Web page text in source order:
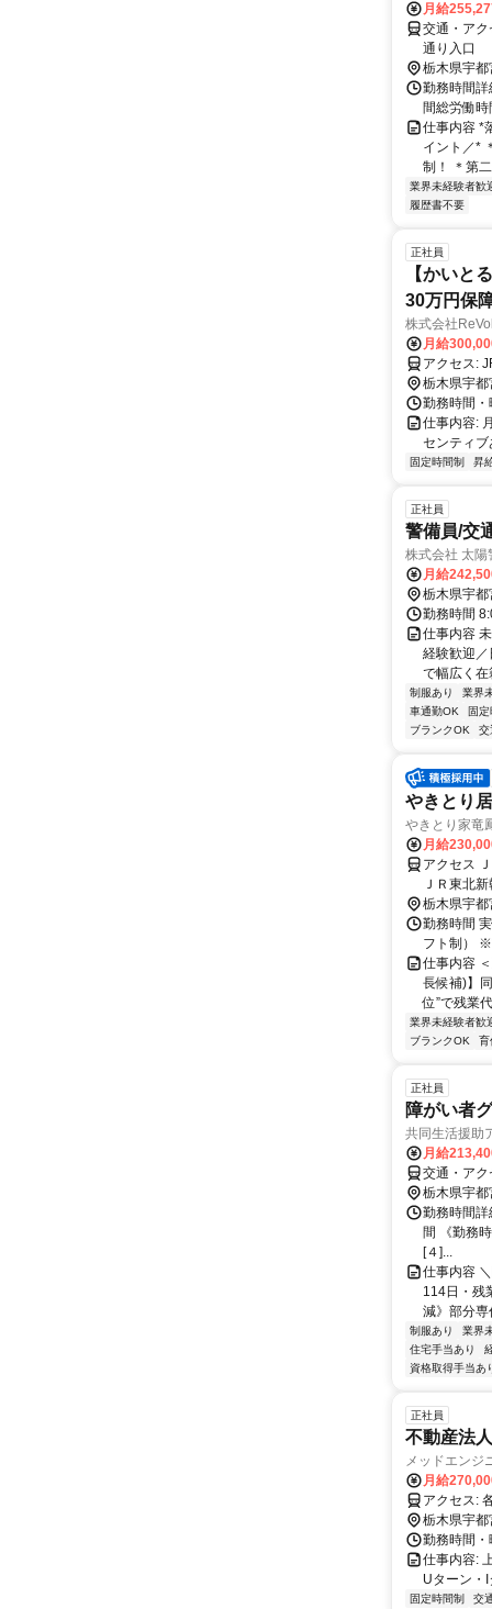
月給
交通・ア
通り入口
栃木県宇都
勤務時間
間総労働
仕事内容 *
イント／*
制！ ＊第
業界未経験者歓
履歴書不要
正社員
【かいと
30万円保
株式会社
月給
栃木県宇都
勤務時間・
仕事内容:
センティ
固定時間制 昇
正社員
警備員/交
株式会社 太陽
月給
栃木県宇都
勤務時間
仕事内容
経験歓迎
で幅広く在
制服あり 業界
車通勤OK
固定
ブランクOK
交
やきとり
やきとり家
月給
アクセス
ＪＲ東北
9分、「東
栃木県宇都
勤務時間
フト制）
仕事内容
長候補)】
位”で残業
業界未経験者歓
ブランクOK
育
正社員
障がい者
共同生活援助
月給
交通・ア
栃木県宇都
勤務時間
間 《勤務
[４]...
仕事内容
114日・残
減》部分専
制服あり 業界
住宅手当あり
資格取得手当あ
正社員
不動産法
メッドエンジ
月給
栃木県宇都
勤務時間・
仕事内容:
Uターン・
固定時間制 交